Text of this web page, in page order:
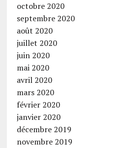
octobre 2020
septembre 2020
août 2020
juillet 2020
juin 2020
mai 2020
avril 2020
mars 2020
février 2020
janvier 2020
décembre 2019
novembre 2019